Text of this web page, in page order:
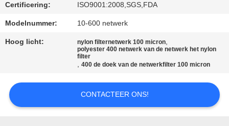
OM EEN
CITAAT
PRIVACY
POLICY
Certificering: ISO9001:2008,SGS,FDA
Modelnummer: 10-600 netwerk
Hoog licht: nylon filternetwerk 100 micron,
polyester 400 netwerk van de netwerk het nylon
filter
,400 de doek van de netwerkfilter 100 micron
CONTACTEER ONS!